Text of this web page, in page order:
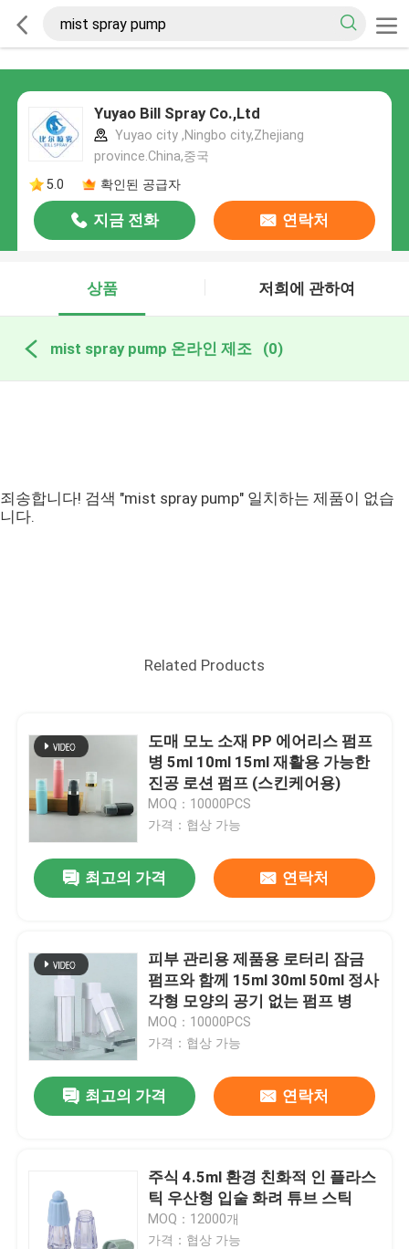
Yuyao Bill Spray Co.,Ltd
Yuyao city ,Ningbo city,Zhejiang
province.China,중국
5.0
확인된 공급자
지금 전화 연락처
상품 저희에 관하여
mist spray pump 온라인 제조 (0)
죄송합니다! 검색 "mist spray pump" 일치하는 제품이 없습
니다.
Related Products
도매 모노 소재 PP 에어리스 펌프
병 5ml 10ml 15ml 재활용 가능한
진공 로션 펌프 (스킨케어용)
MOQ：10000PCS
가격：협상 가능
최고의 가격 연락처
피부 관리용 제품용 로터리 잠금
펌프와 함께 15ml 30ml 50ml 정사
각형 모양의 공기 없는 펌프 병
MOQ：10000PCS
가격：협상 가능
최고의 가격 연락처
주식 4.5ml 환경 친화적 인 플라스
틱 우산형 입술 화려 튜브 스틱
MOQ：12000개
가격：협상 가능